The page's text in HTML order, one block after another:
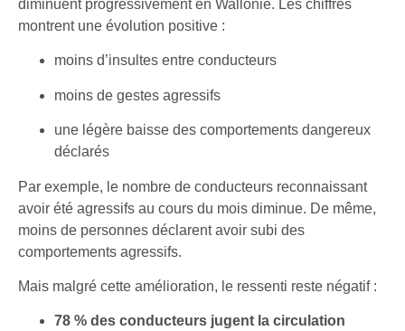
diminuent progressivement en Wallonie. Les chiffres
montrent une évolution positive :
moins d’insultes entre conducteurs
moins de gestes agressifs
une légère baisse des comportements dangereux
déclarés
Par exemple, le nombre de conducteurs reconnaissant
avoir été agressifs au cours du mois diminue. De même,
moins de personnes déclarent avoir subi des
comportements agressifs.
Mais malgré cette amélioration, le ressenti reste négatif :
78 % des conducteurs jugent la circulation